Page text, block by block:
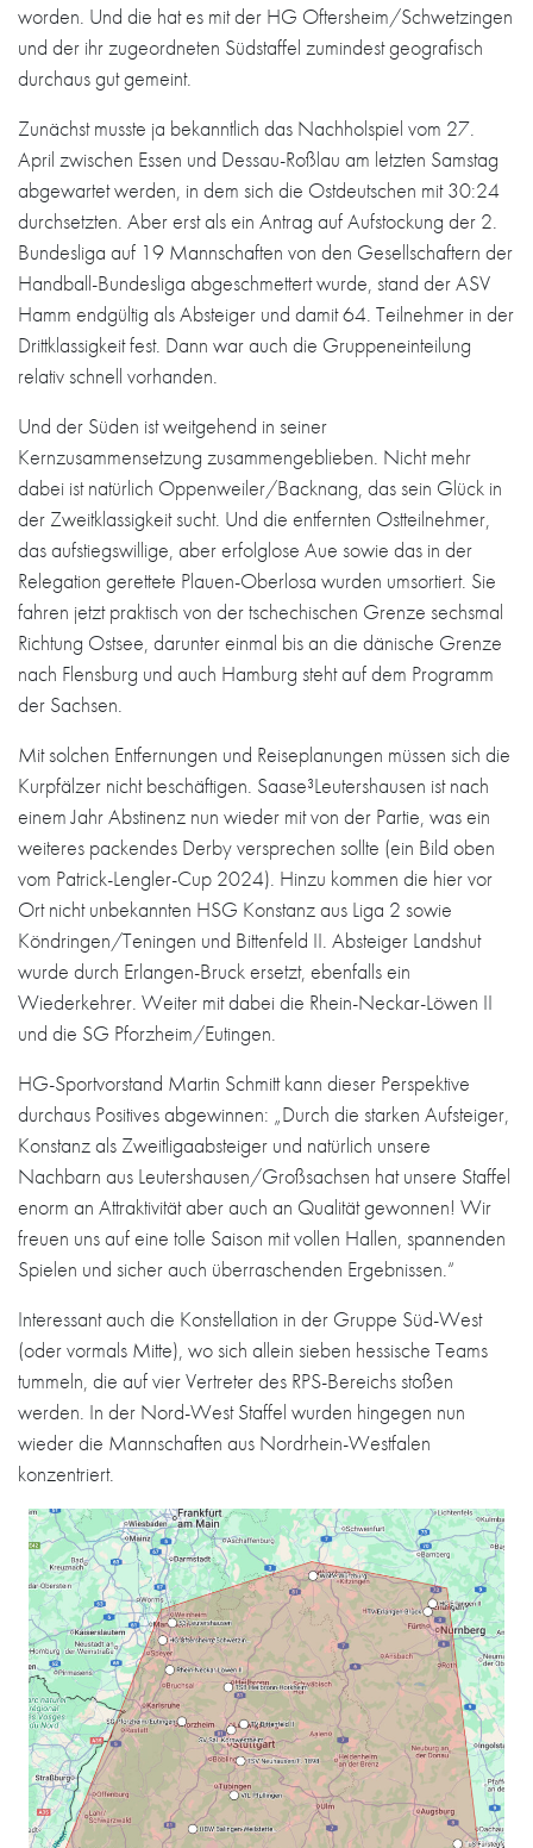
worden. Und die hat es mit der HG Oftersheim/Schwetzingen
und der ihr zugeordneten Südstaffel zumindest geografisch
durchaus gut gemeint.
Zunächst musste ja bekanntlich das Nachholspiel vom 27.
April zwischen Essen und Dessau-Roßlau am letzten Samstag
abgewartet werden, in dem sich die Ostdeutschen mit 30:24
durchsetzten. Aber erst als ein Antrag auf Aufstockung der 2.
Bundesliga auf 19 Mannschaften von den Gesellschaftern der
Handball-Bundesliga abgeschmettert wurde, stand der ASV
Hamm endgültig als Absteiger und damit 64. Teilnehmer in der
Drittklassigkeit fest. Dann war auch die Gruppeneinteilung
relativ schnell vorhanden.
Und der Süden ist weitgehend in seiner
Kernzusammensetzung zusammengeblieben. Nicht mehr
dabei ist natürlich Oppenweiler/Backnang, das sein Glück in
der Zweitklassigkeit sucht. Und die entfernten Ostteilnehmer,
das aufstiegswillige, aber erfolglose Aue sowie das in der
Relegation gerettete Plauen-Oberlosa wurden umsortiert. Sie
fahren jetzt praktisch von der tschechischen Grenze sechsmal
Richtung Ostsee, darunter einmal bis an die dänische Grenze
nach Flensburg und auch Hamburg steht auf dem Programm
der Sachsen.
Mit solchen Entfernungen und Reiseplanungen müssen sich die
Kurpfälzer nicht beschäftigen. Saase³Leutershausen ist nach
einem Jahr Abstinenz nun wieder mit von der Partie, was ein
weiteres packendes Derby versprechen sollte (ein Bild oben
vom Patrick-Lengler-Cup 2024). Hinzu kommen die hier vor
Ort nicht unbekannten HSG Konstanz aus Liga 2 sowie
Köndringen/Teningen und Bittenfeld II. Absteiger Landshut
wurde durch Erlangen-Bruck ersetzt, ebenfalls ein
Wiederkehrer. Weiter mit dabei die Rhein-Neckar-Löwen II
und die SG Pforzheim/Eutingen.
HG-Sportvorstand Martin Schmitt kann dieser Perspektive
durchaus Positives abgewinnen: „Durch die starken Aufsteiger,
Konstanz als Zweitligaabsteiger und natürlich unsere
Nachbarn aus Leutershausen/Großsachsen hat unsere Staffel
enorm an Attraktivität aber auch an Qualität gewonnen! Wir
freuen uns auf eine tolle Saison mit vollen Hallen, spannenden
Spielen und sicher auch überraschenden Ergebnissen.“
Interessant auch die Konstellation in der Gruppe Süd-West
(oder vormals Mitte), wo sich allein sieben hessische Teams
tummeln, die auf vier Vertreter des RPS-Bereichs stoßen
werden. In der Nord-West Staffel wurden hingegen nun
wieder die Mannschaften aus Nordrhein-Westfalen
konzentriert.